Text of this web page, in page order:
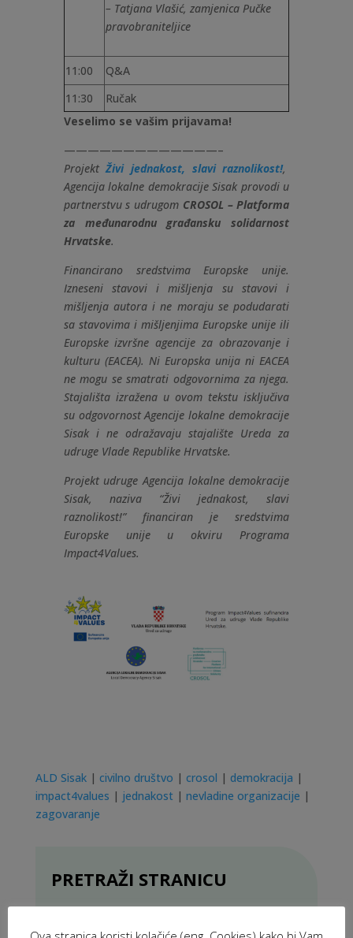
– Tatjana Vlašić, zamjenica Pučke
pravobraniteljice
11:00
Q&A
11:30
Ručak
Veselimo se vašim prijavama!
—————————————–
ProjektŽivi jednakost, slavi raznolikost!,
Agencija lokalne demokracije Sisak provodi u
partnerstvu s udrugom CROSOL – Platforma
za međunarodnu građansku solidarnost
Hrvatske.
Financirano sredstvima Europske unije.
Izneseni stavovi i mišljenja su stavovi i
mišljenja autora i ne moraju se podudarati
sa stavovima i mišljenjima Europske unije ili
Europske izvršne agencije za obrazovanje i
kulturu (EACEA). Ni Europska unija ni EACEA
ne mogu se smatrati odgovornima za njega.
Stajališta izražena u ovom tekstu isključiva
su odgovornost Agencije lokalne demokracije
Sisak i ne odražavaju stajalište Ureda za
udruge Vlade Republike Hrvatske.
Projekt udruge Agencija lokalne demokracije
Sisak, naziva “Živi jednakost, slavi
raznolikost!” financiran je sredstvima
Europske unije u okviru Programa
Impact4Values.
ALD Sisak| civilno društvo | crosol | demokracija |
impact4values | jednakost | nevladine organizacije |
zagovaranje
PRETRAŽI STRANICU